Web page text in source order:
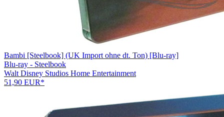
Bambi [Steelbook] (UK Import ohne dt. Ton) [Blu-ray]
Blu-ray - Steelbook
Walt Disney Studios Home Entertainment
51,90 EUR*